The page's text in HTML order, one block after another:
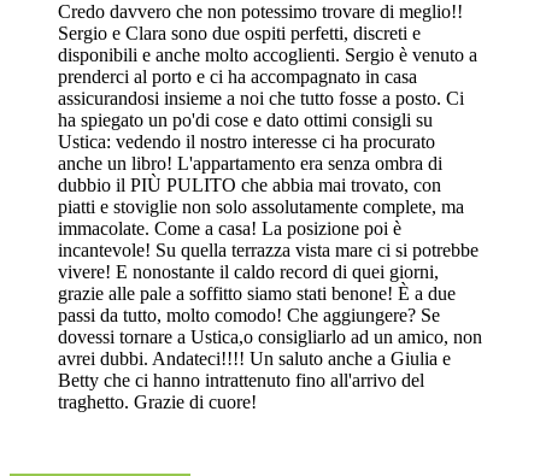
Credo davvero che non potessimo trovare di meglio!!
Sergio e Clara sono due ospiti perfetti, discreti e
disponibili e anche molto accoglienti. Sergio è venuto a
prenderci al porto e ci ha accompagnato in casa
assicurandosi insieme a noi che tutto fosse a posto. Ci
ha spiegato un po'di cose e dato ottimi consigli su
Ustica: vedendo il nostro interesse ci ha procurato
anche un libro! L'appartamento era senza ombra di
dubbio il PIÙ PULITO che abbia mai trovato, con
piatti e stoviglie non solo assolutamente complete, ma
immacolate. Come a casa! La posizione poi è
incantevole! Su quella terrazza vista mare ci si potrebbe
vivere! E nonostante il caldo record di quei giorni,
grazie alle pale a soffitto siamo stati benone! È a due
passi da tutto, molto comodo! Che aggiungere? Se
dovessi tornare a Ustica,o consigliarlo ad un amico, non
avrei dubbi. Andateci!!!! Un saluto anche a Giulia e
Betty che ci hanno intrattenuto fino all'arrivo del
traghetto. Grazie di cuore!